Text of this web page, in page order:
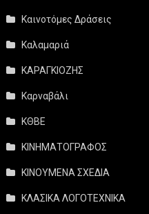
Καινοτόμες Δράσεις
Καλαμαριά
ΚΑΡΑΓΚΙΟΖΗΣ
Καρναβάλι
ΚΘΒΕ
ΚΙΝΗΜΑΤΟΓΡΑΦΟΣ
ΚΙΝΟΥΜΕΝΑ ΣΧΕΔΙΑ
ΚΛΑΣΙΚΑ ΛΟΓΟΤΕΧΝΙΚΑ